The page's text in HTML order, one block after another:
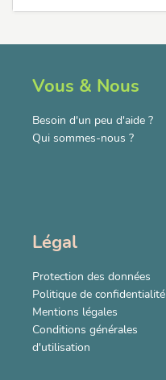
Vous & Nous
Besoin d'un peu d'aide ?
Qui sommes-nous ?
Légal
Protection des données
Politique de confidentialité
Mentions légales
Conditions générales
d'utilisation